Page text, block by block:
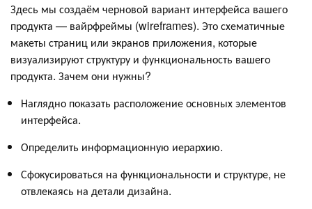
Здесь мы создаём черновой вариант интерфейса вашего
продукта — вайрфреймы (wireframes). Это схематичные
макеты страниц или экранов приложения, которые
визуализируют структуру и функциональность вашего
продукта. Зачем они нужны?
Наглядно показать расположение основных элементов
интерфейса.
Определить информационную иерархию.
Сфокусироваться на функциональности и структуре, не
отвлекаясь на детали дизайна.